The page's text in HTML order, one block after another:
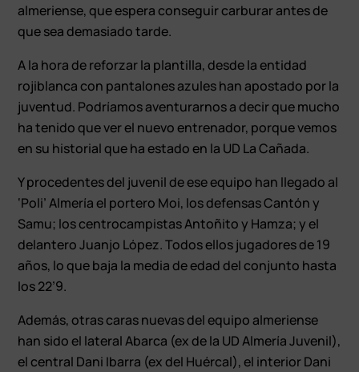
almeriense, que espera conseguir carburar antes de
que sea demasiado tarde.
A la hora de reforzar la plantilla, desde la entidad
rojiblanca con pantalones azules han apostado por la
juventud. Podríamos aventurarnos a decir que mucho
ha tenido que ver el nuevo entrenador, porque vemos
en su historial que ha estado en la UD La Cañada.
Y procedentes del juvenil de ese equipo han llegado al
‘Poli’ Almería el portero Moi, los defensas Cantón y
Samu; los centrocampistas Antoñito y Hamza; y el
delantero Juanjo López. Todos ellos jugadores de 19
años, lo que baja la media de edad del conjunto hasta
los 22’9.
Además, otras caras nuevas del equipo almeriense
han sido el lateral Abarca (ex de la UD Almería Juvenil),
el central Dani Ibarra (ex del Huércal), el interior Dani